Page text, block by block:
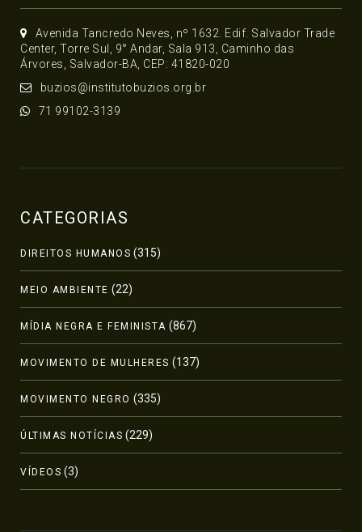
Avenida Tancredo Neves, nº 1632. Edif. Salvador Trade
Center, Torre Sul, 9° Andar, Sala 913, Caminho das
Árvores, Salvador-BA, CEP: 41820-020
buzios@institutobuzios.org.br
71 99102-3139
CATEGORIAS
DIREITOS HUMANOS (315)
MEIO AMBIENTE (22)
MÍDIA NEGRA E FEMINISTA (867)
MOVIMENTO DE MULHERES (137)
MOVIMENTO NEGRO (335)
ÚLTIMAS NOTÍCIAS (229)
VÍDEOS (3)